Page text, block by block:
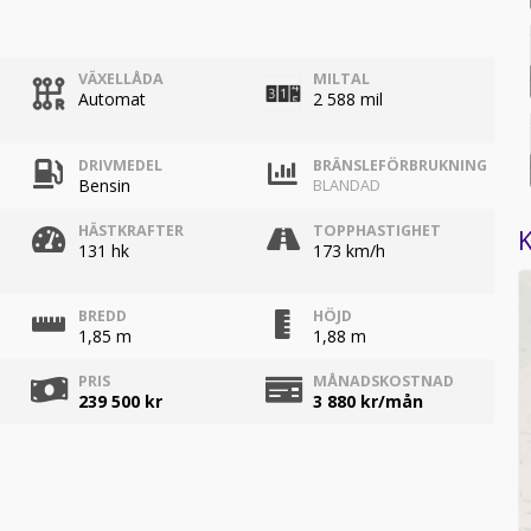
VÄXELLÅDA
Automat
MILTAL
2 588 mil
DRIVMEDEL
Bensin
BRÄNSLEFÖRBRUKNING
BLANDAD
HÄSTKRAFTER
131 hk
TOPPHASTIGHET
173 km/h
BREDD
1,85 m
HÖJD
1,88 m
PRIS
239 500 kr
MÅNADSKOSTNAD
3 880kr/mån